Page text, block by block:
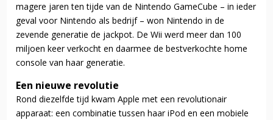
magere jaren ten tijde van de Nintendo GameCube – in ieder
geval voor Nintendo als bedrijf – won Nintendo in de
zevende generatie de jackpot. De Wii werd meer dan 100
miljoen keer verkocht en daarmee de bestverkochte home
console van haar generatie.
Een nieuwe revolutie
Rond diezelfde tijd kwam Apple met een revolutionair
apparaat: een combinatie tussen haar iPod en een mobiele